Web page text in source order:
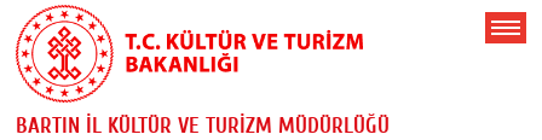
BARTIN İL KÜLTÜR VE TURİZM MÜDÜRLÜĞÜ